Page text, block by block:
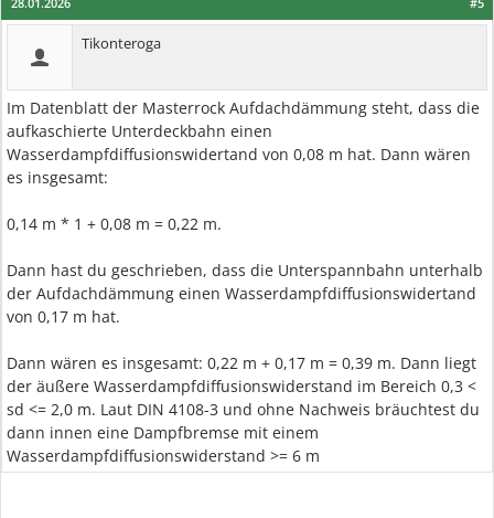
Tikonteroga
Im Datenblatt der Masterrock Aufdachdämmung steht, dass die
aufkaschierte Unterdeckbahn einen
Wasserdampfdiffusionswidertand von 0,08 m hat. Dann wären
es insgesamt:
0,14 m * 1 + 0,08 m = 0,22 m.
Dann hast du geschrieben, dass die Unterspannbahn unterhalb
der Aufdachdämmung einen Wasserdampfdiffusionswidertand
von 0,17 m hat.
Dann wären es insgesamt: 0,22 m + 0,17 m = 0,39 m. Dann liegt
der äußere Wasserdampfdiffusionswiderstand im Bereich 0,3 <
sd <= 2,0 m. Laut DIN 4108-3 und ohne Nachweis bräuchtest du
dann innen eine Dampfbremse mit einem
Wasserdampfdiffusionswiderstand >= 6 m